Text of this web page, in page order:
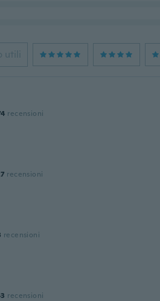
recensioni
recensioni
recensioni
recensioni